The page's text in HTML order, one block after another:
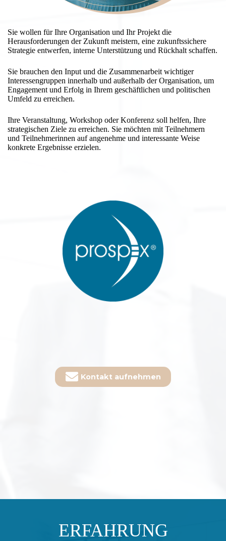
Sie wollen für Ihre Organisation und Ihr Projekt die
Herausforderungen der Zukunft meistern, eine zukunftssichere
Strategie entwerfen, interne Unterstützung und Rückhalt schaffen.
Sie brauchen den Input und die Zusammenarbeit wichtiger
Interessengruppen innerhalb und außerhalb der Organisation, um
Engagement und Erfolg in Ihrem geschäftlichen und politischen
Umfeld zu erreichen.
Ihre Veranstaltung, Workshop oder Konferenz soll helfen, Ihre
strategischen Ziele zu erreichen. Sie möchten mit Teilnehmern
und Teilnehmerinnen auf angenehme und interessante Weise
konkrete Ergebnisse erzielen.
Kontakt aufnehmen
ERFAHRUNG